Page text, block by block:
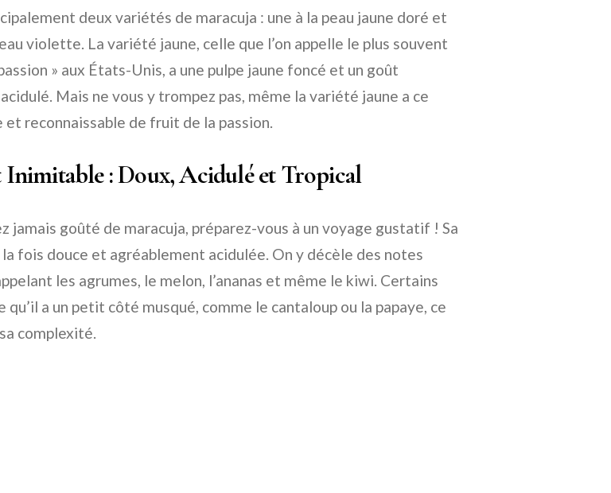
deux variétés de maracuja : une à la peau jaune doré et
violette. La variété jaune, celle que l’on appelle le plus souvent
» aux États-Unis, a une pulpe jaune foncé et un goût
Mais ne vous y trompez pas, même la variété jaune a ce
reconnaissable de fruit de la passion.
: Doux, Acidulé et Tropical
jamais goûté de maracuja, préparez-vous à un voyage gustatif ! Sa
fois douce et agréablement acidulée. On y décèle des notes
les agrumes, le melon, l’ananas et même le kiwi. Certains
qu’il a un petit côté musqué, comme le cantaloup ou la papaye, ce
complexité.